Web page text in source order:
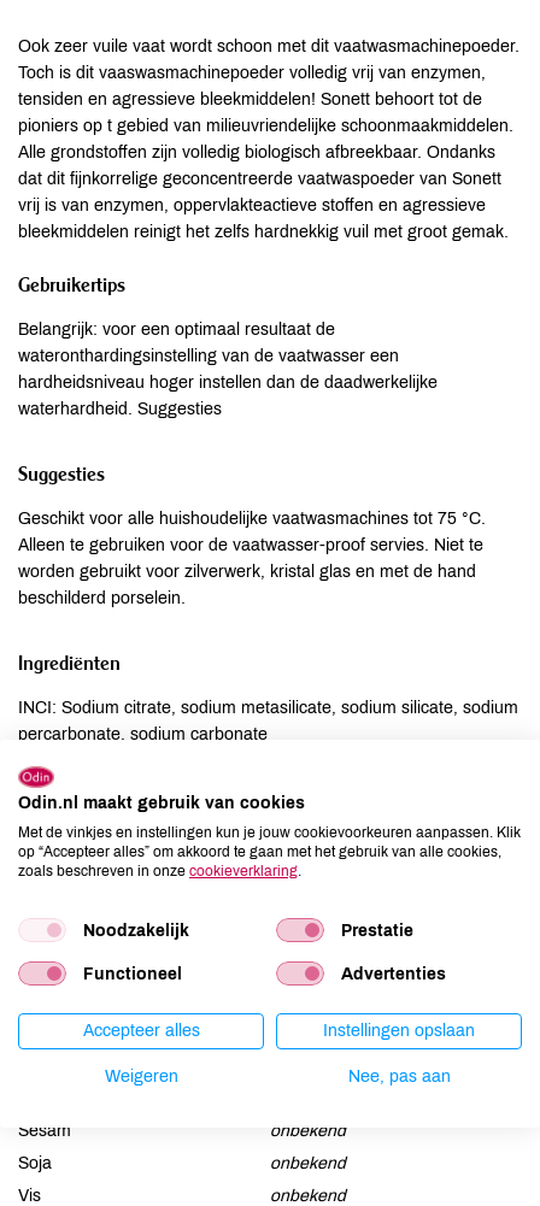
Ook zeer vuile vaat wordt schoon met dit vaatwasmachinepoeder.
Toch is dit vaaswasmachinepoeder volledig vrij van enzymen,
tensiden en agressieve bleekmiddelen! Sonett behoort tot de
pioniers op t gebied van milieuvriendelijke schoonmaakmiddelen.
Alle grondstoffen zijn volledig biologisch afbreekbaar. Ondanks
dat dit fijnkorrelige geconcentreerde vaatwaspoeder van Sonett
vrij is van enzymen, oppervlakteactieve stoffen en agressieve
bleekmiddelen reinigt het zelfs hardnekkig vuil met groot gemak.
Gebruikertips
Belangrijk: voor een optimaal resultaat de
wateronthardingsinstelling van de vaatwasser een
hardheidsniveau hoger instellen dan de daadwerkelijke
waterhardheid. Suggesties
Suggesties
Geschikt voor alle huishoudelijke vaatwasmachines tot 75 °C.
Alleen te gebruiken voor de vaatwasser-proof servies. Niet te
worden gebruikt voor zilverwerk, kristal glas en met de hand
beschilderd porselein.
Ingrediënten
INCI: Sodium citrate, sodium metasilicate, sodium silicate, sodium
percarbonate, sodium carbonate
Allergenen
Aardnoten
onbekend
Ei
onbekend
Lactose
onbekend
Lupine
onbekend
onbekend
Schaaldieren
Sesam
onbekend
Soja
onbekend
Vis
onbekend
Odin.nl maakt gebruik van cookies
Met de vinkjes en instellingen kun je jouw cookievoorkeuren aanpassen. Klik
op “Accepteer alles” om akkoord te gaan met het gebruik van alle cookies,
zoals beschreven in onze cookieverklaring.
Noodzakelijk Prestatie
Functioneel Advertenties
Accepteer alles Instellingen opslaan
Weigeren Nee, pas aan